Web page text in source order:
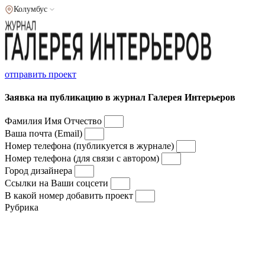
Колумбус
отправить проект
Заявка на публикацию в журнал Галерея Интерьеров
Фамилия Имя Отчество
Ваша почта (Email)
Номер телефона (публикуется в журнале)
Номер телефона (для связи с автором)
Город дизайнера
Ссылки на Ваши соцсети
В какой номер добавить проект
Рубрика